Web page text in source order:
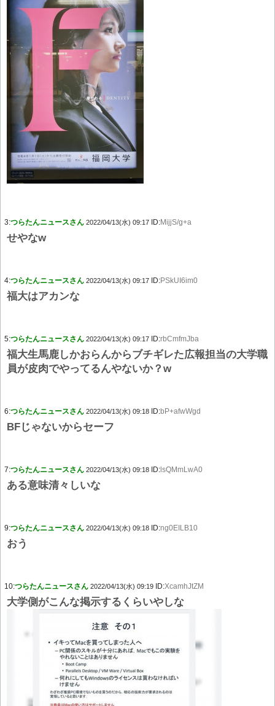
3:つらたんニュースさん 2022/04/13(水) 09:17 ID:MijjS/g+a
せやなw
4:つらたんニュースさん 2022/04/13(水) 09:17 ID:PSkUI6im0
福大はアカンな
5:つらたんニュースさん 2022/04/13(水) 09:17 ID:rbCmfmJba
福大生馬鹿しかおらんからブチギレた広報担当の大学職
員が皮肉でやってるんやないか？w
6:つらたんニュースさん 2022/04/13(水) 09:18 ID:bP+afwWgd
BFじゃないからセーフ
7:つらたんニュースさん 2022/04/13(水) 09:18 ID: lsQMmLwA0
ある意味清々しいな
9:つらたんニュースさん 2022/04/13(水) 09:18 ID:ng0EILB10
おう
10:つらたんニュースさん 2022/04/13(水) 09:19 ID:XcamhJtZM
大学側がこんな掲示するくらいやしな